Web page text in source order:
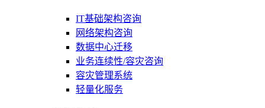
IT基础架构咨询
网络架构咨询
数据中心迁移
业务连续性/容灾咨询
容灾管理系统
轻量化服务